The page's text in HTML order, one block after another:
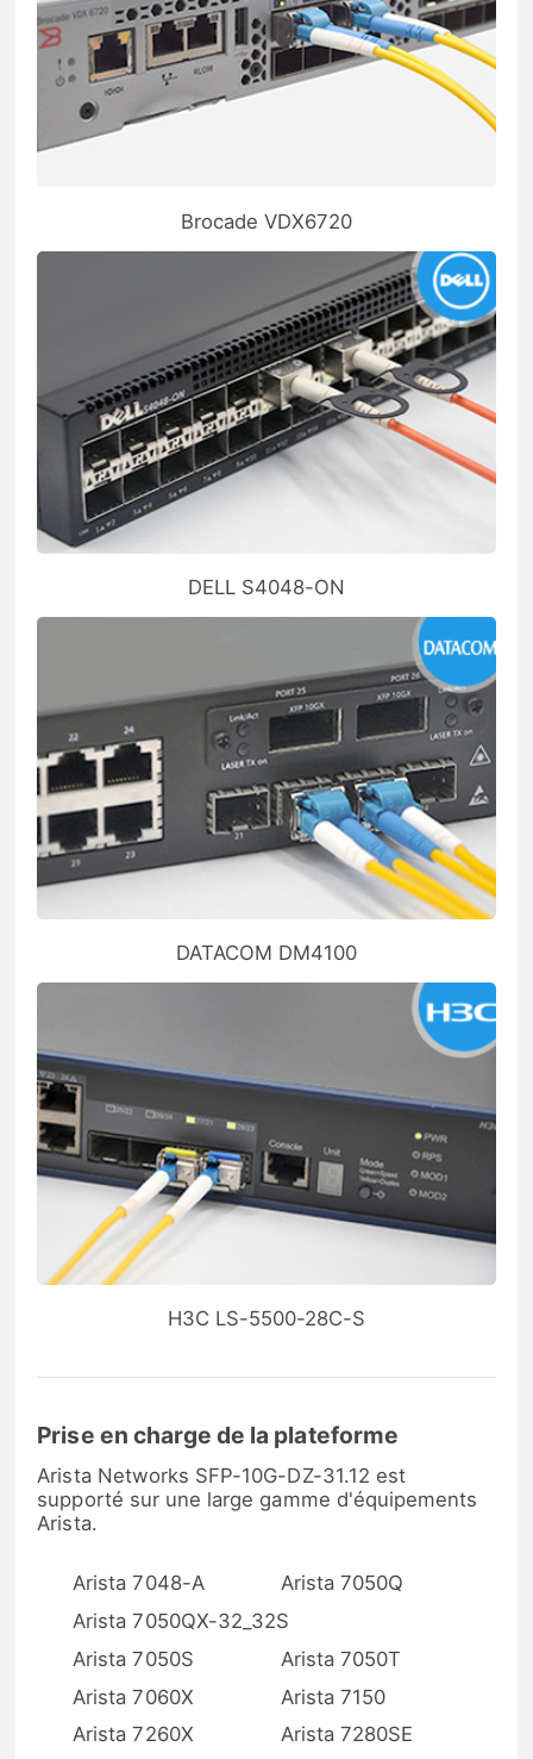
Brocade VDX6720
DELL S4048-ON
DATACOM DM4100
H3C LS-5500-28C-S
Prise en charge de la plateforme
Arista Networks SFP-10G-DZ-31.12 est
supporté sur une large gamme d'équipements
Arista.
Arista 7048-A
Arista 7050Q
Arista 7050QX-32_32S
Arista 7050S
Arista 7050T
Arista 7060X
Arista 7150
Arista 7260X
Arista 7280SE